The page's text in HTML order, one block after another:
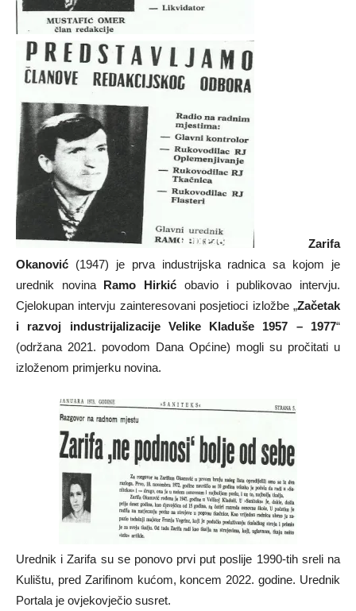
Zarifa
Okanović (1947) je prva industrijska radnica sa kojom je
urednik novina Ramo Hirkić obavio i publikovao intervju.
Cjelokupan intervju zainteresovani posjetioci izložbe „Začetak
i razvoj industrijalizacije Velike Kladuše 1957 – 1977“
(održana 2021. povodom Dana Općine) mogli su pročitati u
izloženom primjerku novina.
Urednik i Zarifa su se ponovo prvi put poslije 1990-tih sreli na
Kulištu, pred Zarifinom kućom, koncem 2022. godine. Urednik
Portala je ovjekovječio susret.